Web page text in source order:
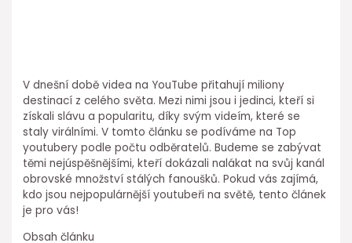
V dnešní době videa na YouTube přitahují miliony
destinací z celého světa. Mezi nimi jsou i jedinci, kteří si
získali slávu a popularitu, díky svým videím, které se
staly virálními. V tomto článku se podíváme na Top
youtubery podle počtu odběratelů. Budeme se zabývat
těmi nejúspěšnějšími, kteří dokázali nalákat na svůj kanál
obrovské množství stálých fanoušků. Pokud vás zajímá,
kdo jsou nejpopulárnější youtubeři na světě, tento článek
je pro vás!
Obsah článku